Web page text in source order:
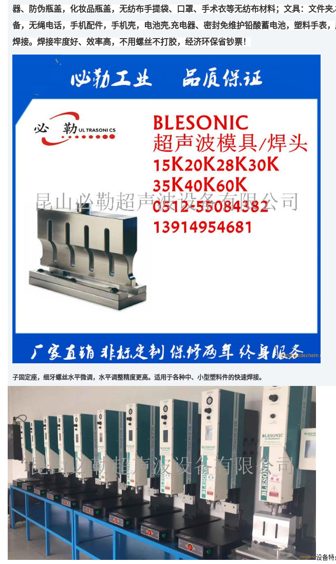
器、防伪瓶盖，化妆品瓶盖，无纺布手提袋、口罩、手术衣等无纺布材料；文具：文件夹,
备，无绳电话，手机配件，手机壳，电池壳,充电器、密封免维护铅酸蓄电池，塑料手表
焊接。焊接牢度好、效率高，不用螺丝不打胶，经济环保省钞票！
子固定座，细牙螺丝水平微调，水平调整精度更高。适用于各种中、小型塑料件的快速焊接。
设备特